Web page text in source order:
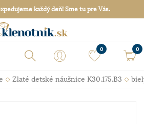
každý deň! Sme tu pre Vás.
0 0
Zlaté detské náušnice K30.175.B3